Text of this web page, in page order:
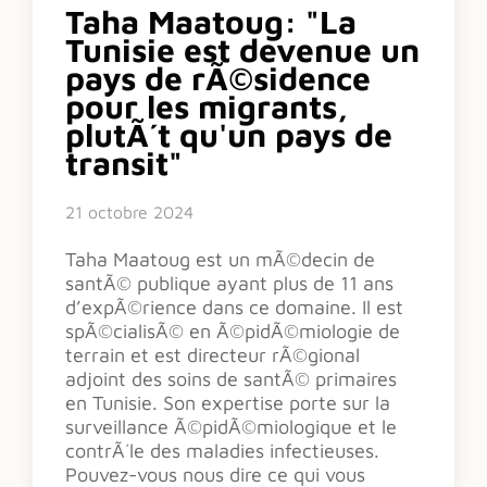
Taha Maatoug: "La
Tunisie est devenue un
pays de rÃ©sidence
pour les migrants,
plutÃ´t qu'un pays de
transit"
21 octobre 2024
Taha Maatoug est un mÃ©decin de
santÃ© publique ayant plus de 11 ans
d’expÃ©rience dans ce domaine. Il est
spÃ©cialisÃ© en Ã©pidÃ©miologie de
terrain et est directeur rÃ©gional
adjoint des soins de santÃ© primaires
en Tunisie. Son expertise porte sur la
surveillance Ã©pidÃ©miologique et le
contrÃ´le des maladies infectieuses.
Pouvez-vous nous dire ce qui vous